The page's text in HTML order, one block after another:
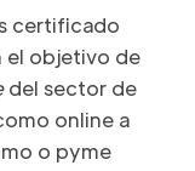
certificado
el objetivo de
del sector de
online a
o pyme